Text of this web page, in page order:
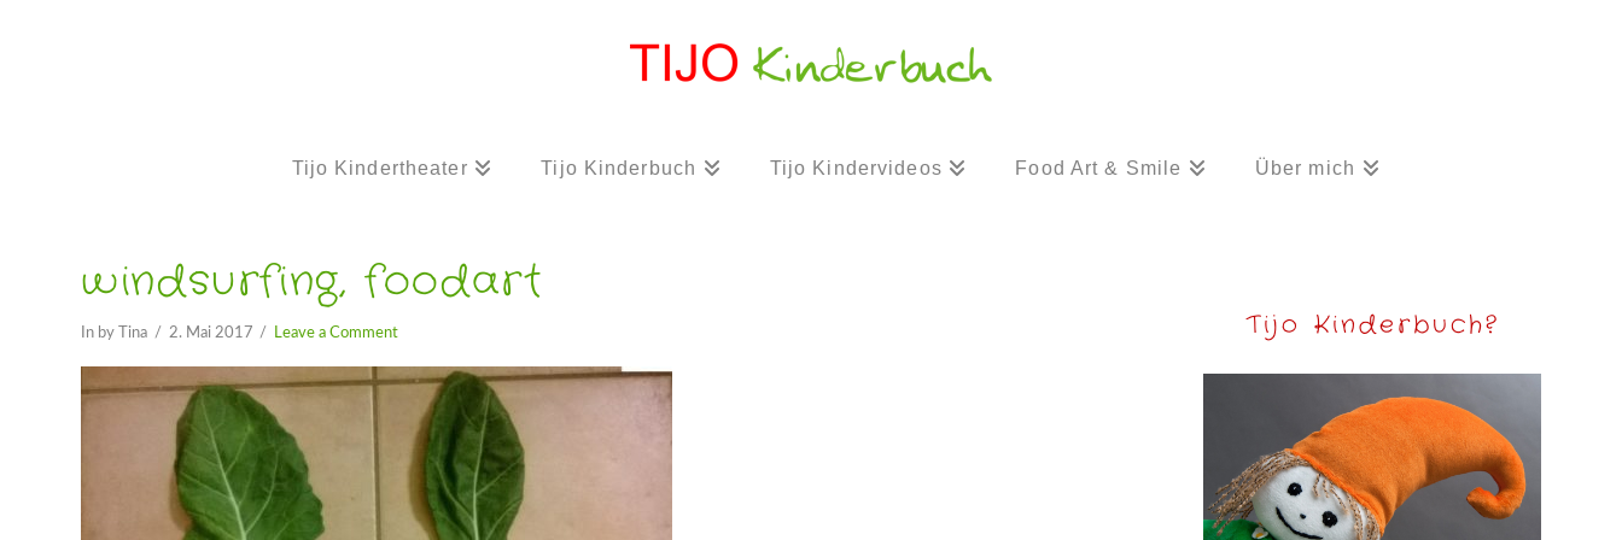
Tijo Kindertheater Tijo Kinderbuch Tijo Kindervideos Food Art & Smile Über mich
windsurfing, foodart
In by Tina 2. Mai 2017 Leave a Comment Tijo Kinderbuch?